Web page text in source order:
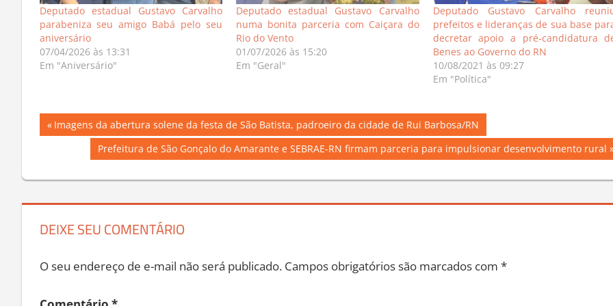
Deputado estadual Gustavo Carvalho
parabeniza seu amigo Babá pelo seu
aniversário
07/04/2026 às 13:31
Deputado estadual Gustavo Carvalho
numa bonita parceria com Caiçara do
Rio do Vento
01/07/2026 às 15:20
Deputado Gustavo Carvalho reuniu
prefeitos e lideranças de sua base para
decretar apoio a pré-candidatura de
Benes ao Governo do RN
10/08/2021 às 09:27
Navegação
Post
Previous
Imagens da abertura solene da festa de São Batista, padroeiro da cidade de Rui Barbosa/RN
Next
Prefeitura de São Gonçalo do Amarante e SEBRAE-RN firmam parceria para impulsionar desenvolvimento rural
DEIXE SEU COMENTÁRIO
O seu endereço de e-mail não será publicado. Campos obrigatórios são marcados com